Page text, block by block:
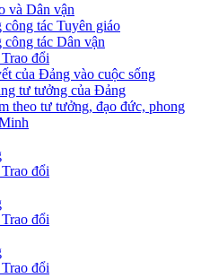
và Dân vận
công tác Tuyên giáo
công tác Dân vận
đổi
của Đảng vào cuộc sống
tư tưởng của Đảng
theo tư tưởng, đạo đức, phong
đổi
đổi
đổi